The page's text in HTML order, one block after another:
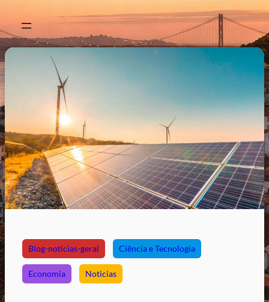
Blog-noticias-geral Ciência e Tecnologia
Economia Noticias